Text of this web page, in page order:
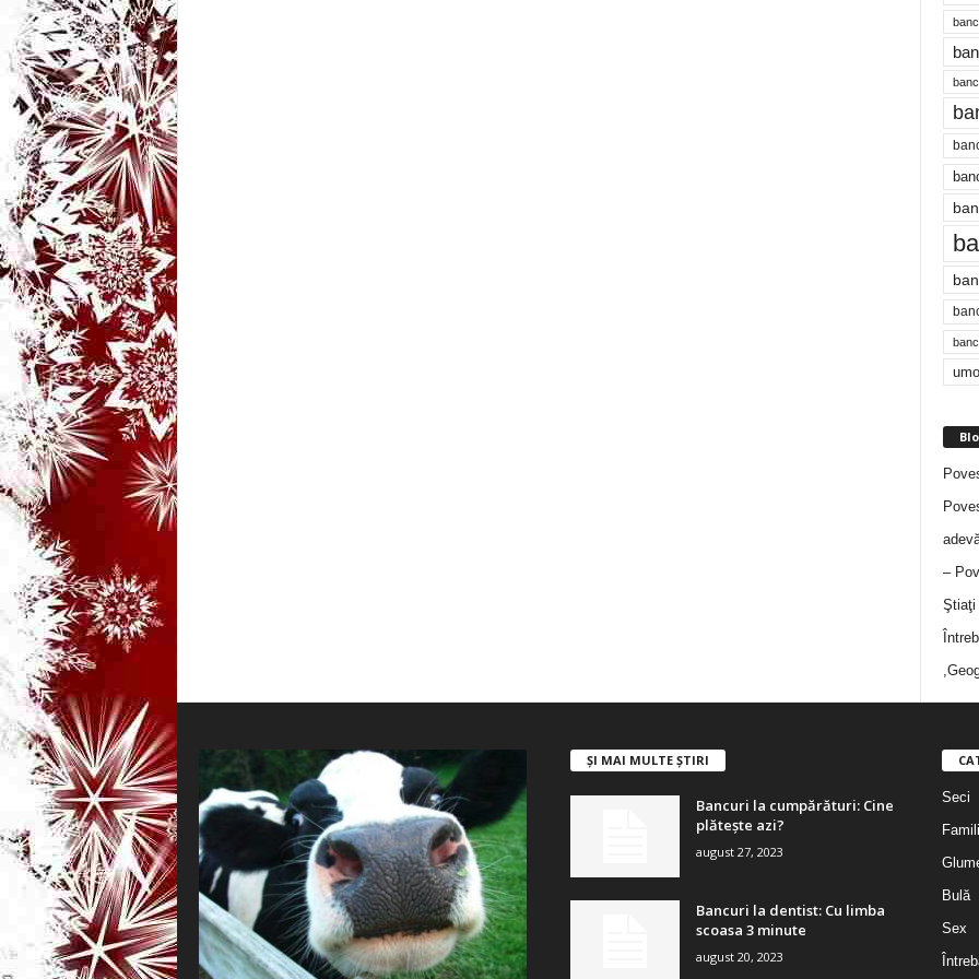
–
ȘI MAI MULTE ȘTIRI
Bancuri la cumpărături: Cine
plătește azi?
august 27, 2023
Bancuri la dentist: Cu limba
scoasa 3 minute
august 20, 2023
Seci
Bulă
Sex